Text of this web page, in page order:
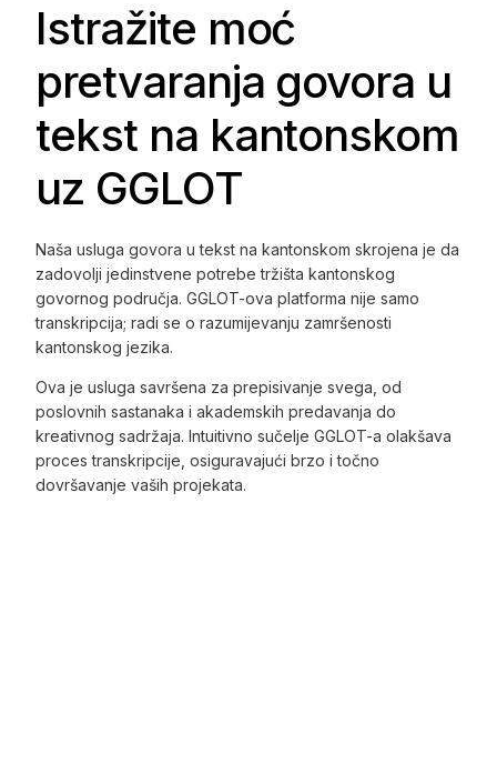
Istražite moć
pretvaranja govora u
tekst na kantonskom
uz GGLOT
Naša usluga govora u tekst na kantonskom skrojena je da
zadovolji jedinstvene potrebe tržišta kantonskog
govornog područja. GGLOT-ova platforma nije samo
transkripcija; radi se o razumijevanju zamršenosti
kantonskog jezika.
Ova je usluga savršena za prepisivanje svega, od
poslovnih sastanaka i akademskih predavanja do
kreativnog sadržaja. Intuitivno sučelje GGLOT-a olakšava
proces transkripcije, osiguravajući brzo i točno
dovršavanje vaših projekata.